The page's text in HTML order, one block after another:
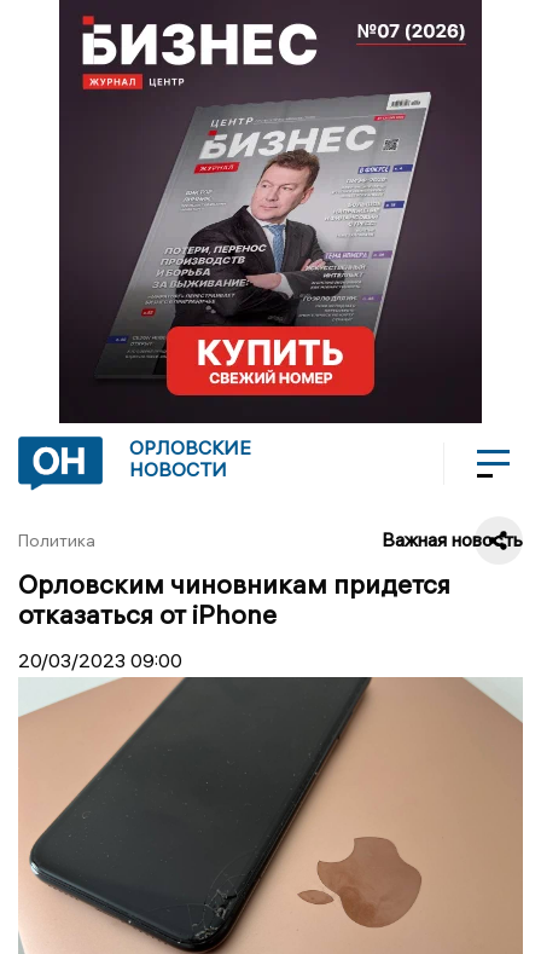
ОРЛОВСКИЕ
НОВОСТИ
Политика Важная новость
Орловским чиновникам придется
отказаться от iPhone
20/03/2023 09:00